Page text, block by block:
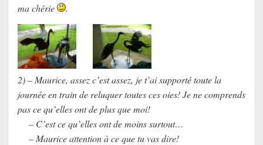
ma chérie
.
2) – Maurice, assez c’est assez, je t’ai supporté toute la
journée en train de reluquer toutes ces oies! Je ne comprends
pas ce qu’elles ont de plus que moi!
– C’est ce qu’elles ont de moins surtout…
– Maurice attention à ce que tu vas dire!